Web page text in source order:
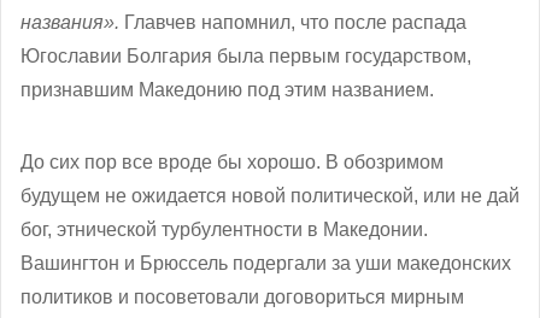
названия». Главчев напомнил, что после распада
Югославии Болгария была первым государством,
признавшим Македонию под этим названием.
До сих пор все вроде бы хорошо. В обозримом
будущем не ожидается новой политической, или не дай
бог, этнической турбулентности в Македонии.
Вашингтон и Брюссель подергали за уши македонских
политиков и посоветовали договориться мирным